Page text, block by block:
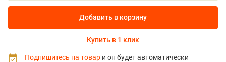
Добавить в корзину
Купить в 1 клик
Подпишитесь на товар и он будет автоматически